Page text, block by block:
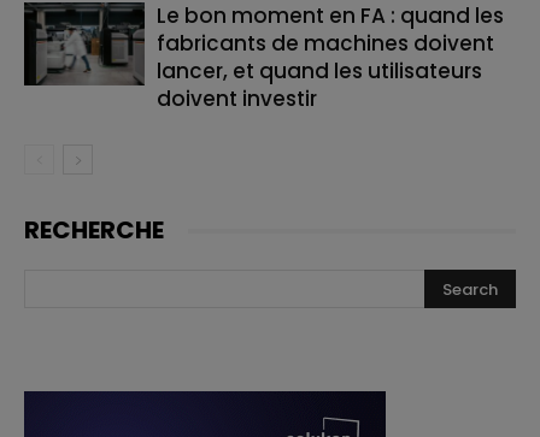
Le bon moment en FA : quand les
fabricants de machines doivent
lancer, et quand les utilisateurs
doivent investir
RECHERCHE